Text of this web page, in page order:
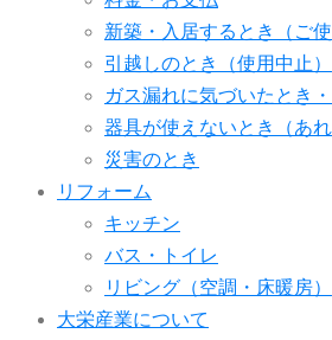
新築・入居するとき（ご使
引越しのとき（使用中止）
ガス漏れに気づいたとき
器具が使えないとき（あれ
災害のとき
リフォーム
キッチン
バス・トイレ
リビング（空調・床暖房）
大栄産業について